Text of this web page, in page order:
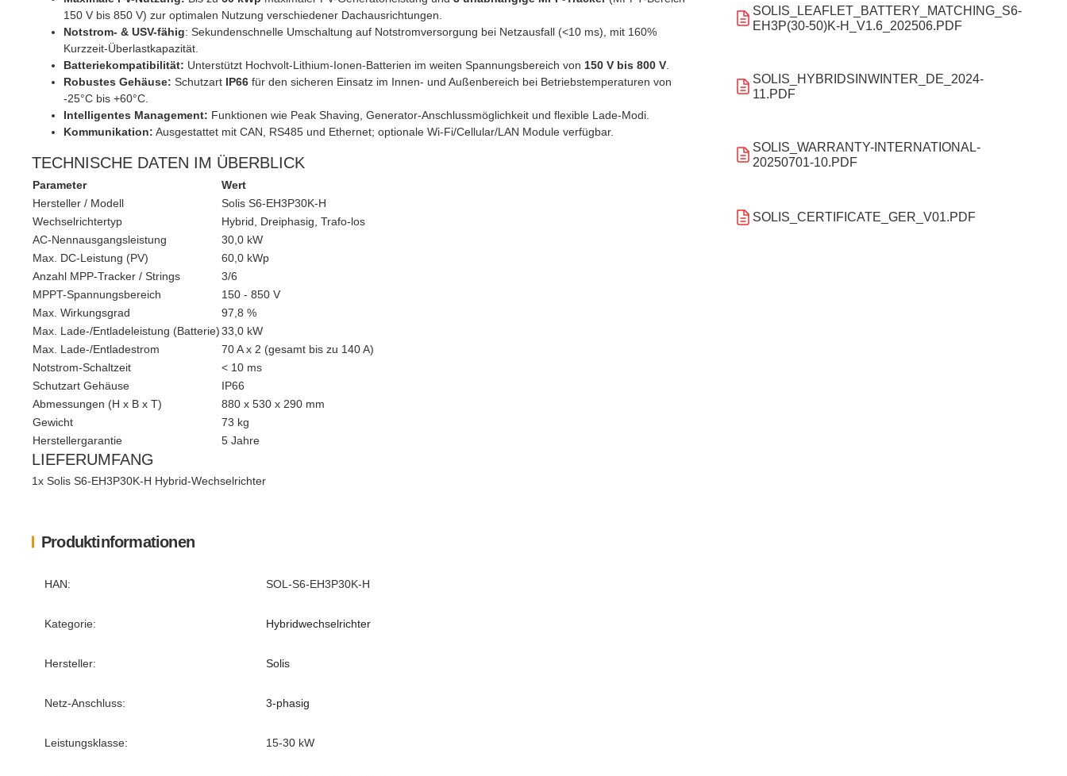
Produktinformationen
Produkteigenschaft
Wert
HAN: SOL-S6-EH3P30K-H
Kategorie: Hybridwechselrichter
Hersteller: Solis
Netz-Anschluss: 3-phasig
Leistungsklasse: 15-30 kW
150 V bis 850 V) zur optimalen Nutzung verschiedener Dachausrichtungen.
Notstrom- & USV-fähig: Sekundenschnelle Umschaltung auf Notstromversorgung bei Netzausfall (<10 ms), mit 160%
Kurzzeit-Überlastkapazität.
Batteriekompatibilität: Unterstützt Hochvolt-Lithium-Ionen-Batterien im weiten Spannungsbereich von 150 V bis 800 V
Robustes Gehäuse: Schutzart IP66 für den sicheren Einsatz im Innen- und Außenbereich bei Betriebstemperaturen von
-25°C bis +60°C.
Intelligentes Management: Funktionen wie Peak Shaving, Generator-Anschlussmöglichkeit und flexible Lade-Modi.
Kommunikation: Ausgestattet mit CAN, RS485 und Ethernet; optionale Wi-Fi/Cellular/LAN Module verfügbar.
TECHNISCHE DATEN IM ÜBERBLICK
Parameter
Wert
Hersteller / Modell
Solis S6-EH3P30K-H
Wechselrichtertyp
Hybrid, Dreiphasig, Trafo-los
AC-Nennausgangsleistung
30,0 kW
Max. DC-Leistung (PV)
60,0 kWp
Anzahl MPP-Tracker / Strings
3/6
MPPT-Spannungsbereich
150 - 850 V
Max. Wirkungsgrad
97,8 %
Max. Lade-/Entladeleistung (Batterie)33,0 kW
Max. Lade-/Entladestrom
70 A x 2 (gesamt bis zu 140 A)
Notstrom-Schaltzeit
< 10 ms
Schutzart Gehäuse
IP66
Abmessungen (H x B x T)
880 x 530 x 290 mm
Gewicht
73 kg
Herstellergarantie
5 Jahre
LIEFERUMFANG
1x Solis S6-EH3P30K-H Hybrid-Wechselrichter
SOLIS_LEAFLET_BATTERY_MATCHING_S6-
EH3P(30-50)K-H_V1.6_202506.PDF
SOLIS_HYBRIDSINWINTER_DE_2024-
11.PDF
SOLIS_WARRANTY-INTERNATIONAL-
20250701-10.PDF
SOLIS_CERTIFICATE_GER_V01.PDF